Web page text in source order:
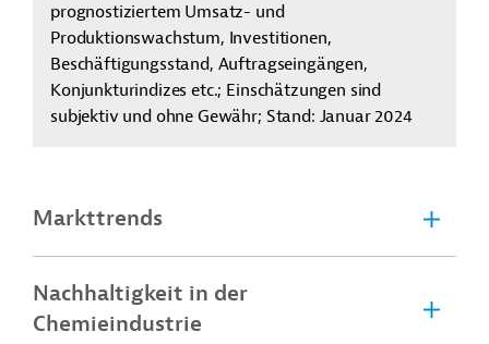
prognostiziertem Umsatz- und
Produktionswachstum, Investitionen,
Beschäftigungsstand, Auftragseingängen,
Konjunkturindizes etc.; Einschätzungen sind
subjektiv und ohne Gewähr; Stand: Januar 2024
Markttrends
Nachhaltigkeit in der
Chemieindustrie